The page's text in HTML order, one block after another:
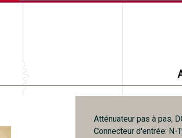
Atténuateur pas à pas,
Connecteur d'entrée: N-